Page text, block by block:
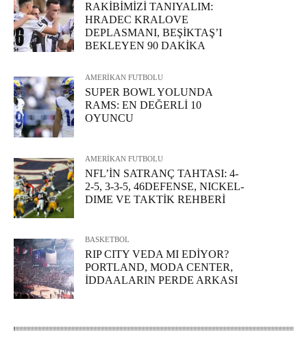
RAKİBİMİZİ TANIYALIM:
HRADEC KRALOVE
DEPLASMANI, BEŞİKTAŞ’I
BEKLEYEN 90 DAKİKA
AMERİKAN FUTBOLU
SUPER BOWL YOLUNDA
RAMS: EN DEĞERLİ 10
OYUNCU
AMERİKAN FUTBOLU
NFL’İN SATRANÇ TAHTASI: 4-
2-5, 3-3-5, 46DEFENSE, NICKEL-
DIME VE TAKTİK REHBERİ
BASKETBOL
RIP CITY VEDA MI EDİYOR?
PORTLAND, MODA CENTER,
İDDAALARIN PERDE ARKASI